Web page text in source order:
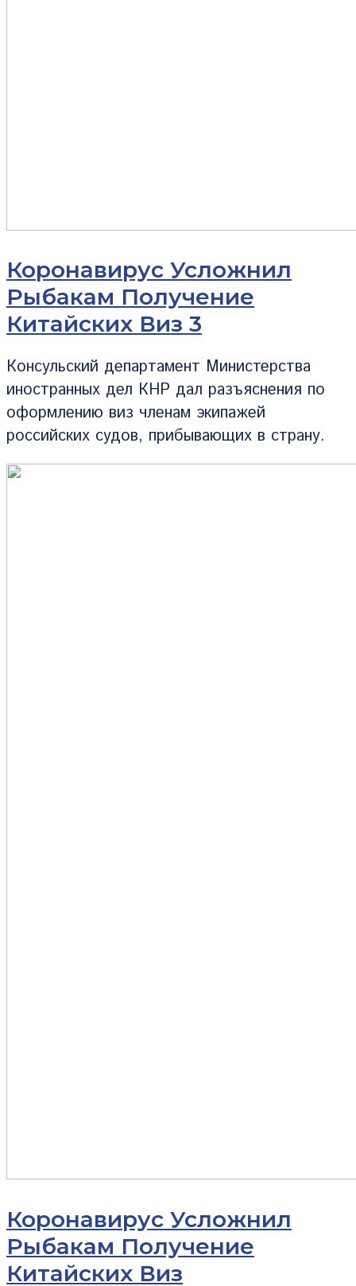
Коронавирус Усложнил
Рыбакам Получение
Китайских Виз 3
Консульский департамент Министерства
иностранных дел КНР дал разъяснения по
оформлению виз членам экипажей
российских судов, прибывающих в страну.
Коронавирус Усложнил
Рыбакам Получение
Китайских Виз